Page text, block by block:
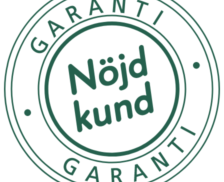
Rekommenderad daglig dos:
· 2–3 tabletter dagligen i samband med frukost, tas
med ett glas vatten.
· Rekommenderad daglig dos bör inte överskridas.
· Kosttillskott ersätter inte en varierad kost utan bör
kombineras med en mångsidig och balanserad kost
samt en hälsosam livsstil.
Förvaring
Förvaras i rumstemperatur utom räckhåll för små barn.
Innehållsdeklaration
2
tablettertabletter
%DRI*